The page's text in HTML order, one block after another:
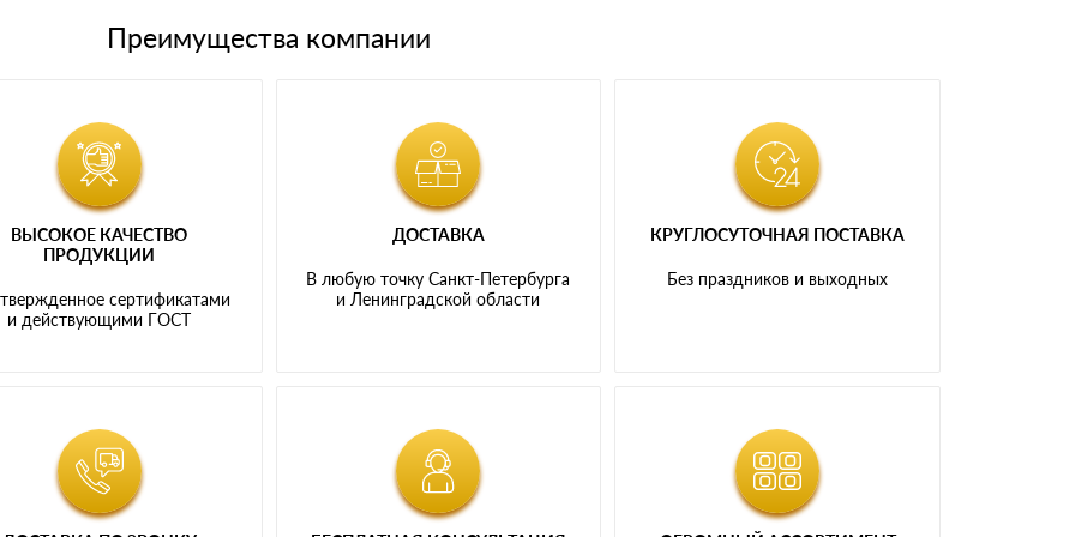
Преимущества компании
ВЫСОКОЕ КАЧЕСТВО
ПРОДУКЦИИ
сертификатами
и действующими ГОСТ
ДОСТАВКА
В любую точку Санкт-Петербурга
и Ленинградской области
КРУГЛОСУТОЧНАЯ ПОСТАВКА
Без праздников и выходных